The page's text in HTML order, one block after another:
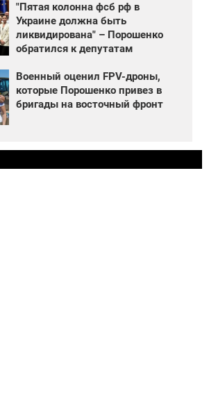
"Пятая колонна фсб рф в
Украине должна быть
ликвидирована" – Порошенко
обратился к депутатам
Военный оценил FPV-дроны,
которые Порошенко привез в
бригады на восточный фронт